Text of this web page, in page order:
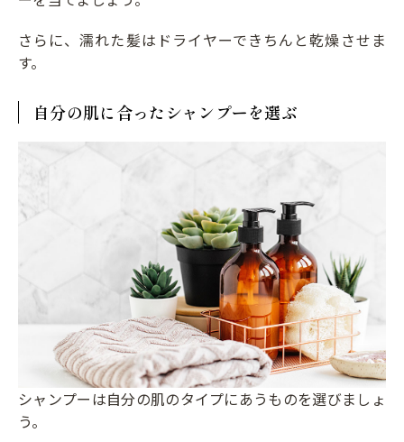
さらに、濡れた髪はドライヤーできちんと乾燥させま
す。
自分の肌に合ったシャンプーを選ぶ
シャンプーは自分の肌のタイプにあうものを選びましょ
う。